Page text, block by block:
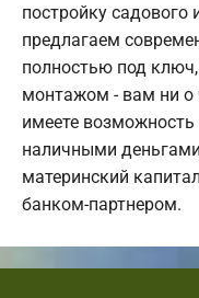
постройку
предлагаем
полностью под
монтажом - вам ни о
имеете
наличными
материнский
банком-партнером.